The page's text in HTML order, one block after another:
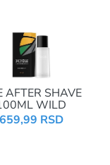
AFTER SHAVE
WILD
659,99 RSD